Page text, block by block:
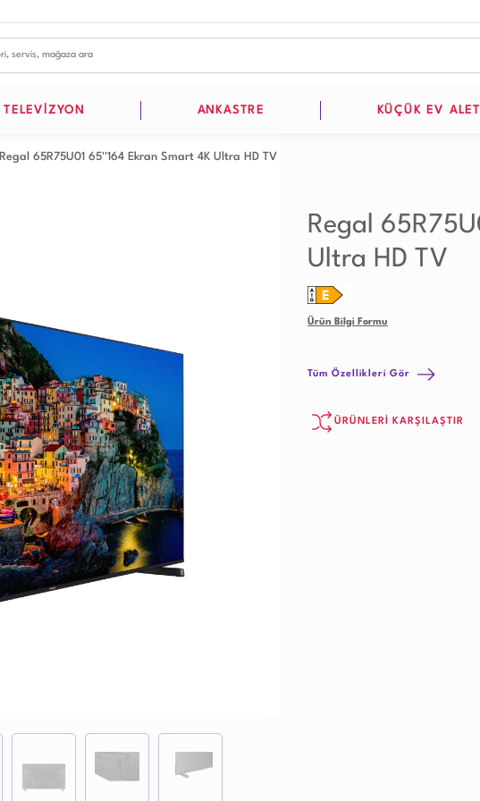
TELEVİZYON ANKASTRE KÜÇÜK EV
Regal 65R75U01 65''164 Ekran Smart 4K Ultra HD TV
Regal
Ultra HD TV
Ürün Bilgi Formu
Tüm Özellikleri Gör
ÜRÜNLERİ KARŞILAŞTIR